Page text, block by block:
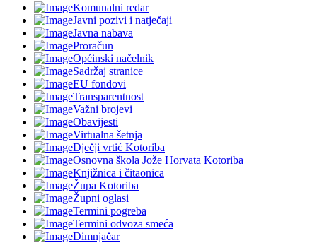
Komunalni redar
Javni pozivi i natječaji
Javna nabava
Proračun
Općinski načelnik
Sadržaj stranice
EU fondovi
Transparentnost
Važni brojevi
Obavijesti
Virtualna šetnja
Dječji vrtić Kotoriba
Osnovna škola Jože Horvata Kotoriba
Knjižnica i čitaonica
Župa Kotoriba
Župni oglasi
Termini pogreba
Termini odvoza smeća
Dimnjačar